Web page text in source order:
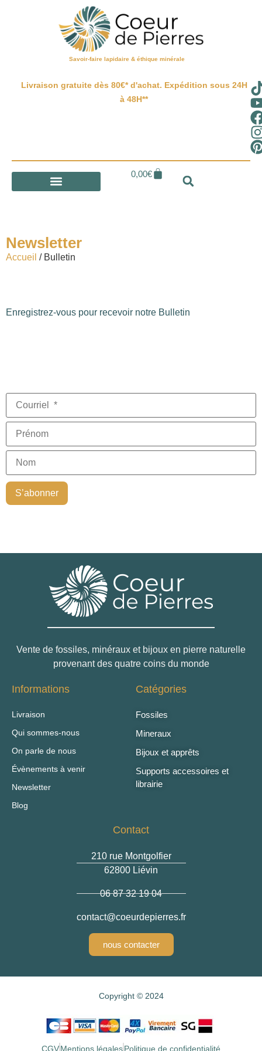
Savoir-faire lapidaire & éthique minérale
Livraison gratuite dès 80€* d'achat. Expédition sous 24H
à 48H**
0,00€
Newsletter
Accueil / Bulletin
Enregistrez-vous pour recevoir notre Bulletin
Vente de fossiles, minéraux et bijoux en pierre naturelle
provenant des quatre coins du monde
Informations
Livraison
Qui sommes-nous
On parle de nous
Évènements à venir
Newsletter
Blog
Catégories
Fossiles
Mineraux
Bijoux et apprêts
Supports accessoires et
librairie
Contact
210 rue Montgolfier
62800 Liévin
06 87 32 19 04
rf.serreipedrueoc
@tcatnoc
nous contacter
Copyright © 2024
CGVMentions légalesPolitique de confidentialité